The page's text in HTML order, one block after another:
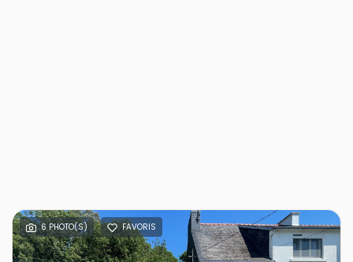
6 PHOTO(S) FAVORIS